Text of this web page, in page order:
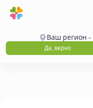
Ваш регион -
Да, верно